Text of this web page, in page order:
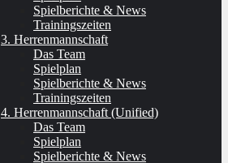
Spielberichte & News
Trainingszeiten
3. Herrenmannschaft
Das Team
Spielplan
Spielberichte & News
Trainingszeiten
4. Herrenmannschaft (Unified)
Das Team
Spielplan
Spielberichte & News